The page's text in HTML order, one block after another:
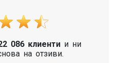
086 клиентии ни
на отзиви.